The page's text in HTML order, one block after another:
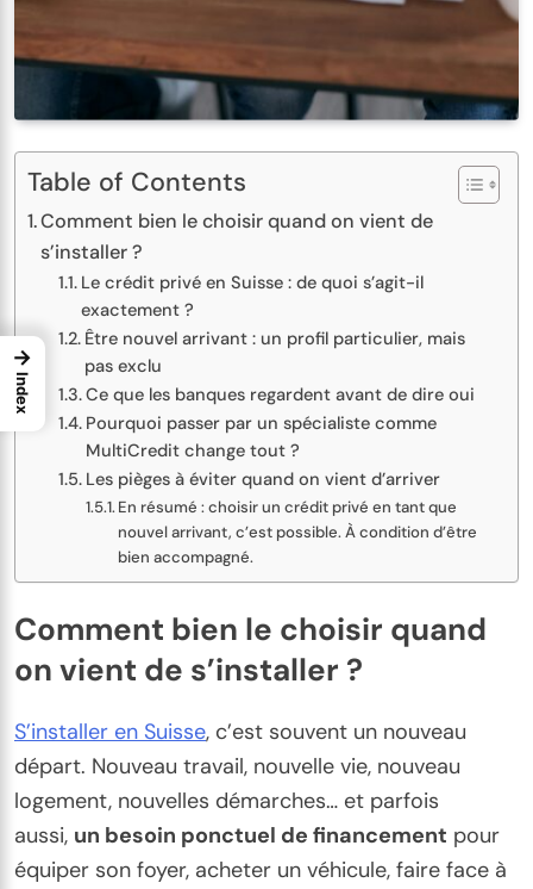
Table of Contents
Comment bien le choisir quand on vient de
s’installer ?
Le crédit privé en Suisse : de quoi s’agit-il
exactement ?
Être nouvel arrivant : un profil particulier, mais
pas exclu
Ce que les banques regardent avant de dire oui
Pourquoi passer par un spécialiste comme
MultiCredit change tout ?
Les pièges à éviter quand on vient d’arriver
En résumé : choisir un crédit privé en tant que
nouvel arrivant, c’est possible. À condition d’être
bien accompagné.
Comment bien le choisir quand
on vient de s’installer ?
S’installer en Suisse, c’est souvent un nouveau
départ. Nouveau travail, nouvelle vie, nouveau
logement, nouvelles démarches… et parfois
aussi, un besoin ponctuel de financement pour
équiper son foyer, acheter un véhicule, faire face à
→
Index